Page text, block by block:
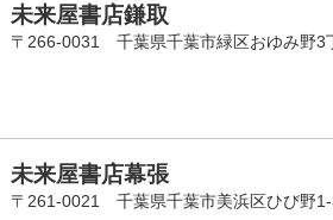
未来屋書店鎌取
〒266-0031 千葉県千葉市緑区おゆみ野3
未来屋書店幕張
〒261-0021 千葉県千葉市美浜区ひび野